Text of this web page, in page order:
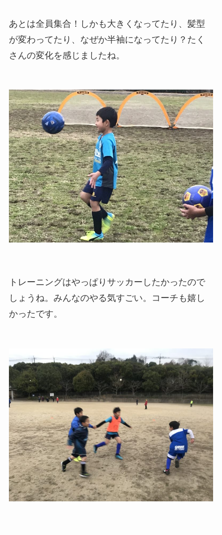
あとは全員集合！しかも大きくなってたり、髪型
が変わってたり、なぜか半袖になってたり？たく
さんの変化を感じましたね。
トレーニングはやっぱりサッカーしたかったので
しょうね。みんなのやる気すごい。コーチも嬉し
かったです。